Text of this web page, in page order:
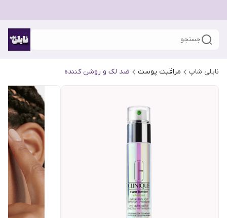
جستجو
نایلی شاپ مراقبت پوست ضد لک و روشن کننده